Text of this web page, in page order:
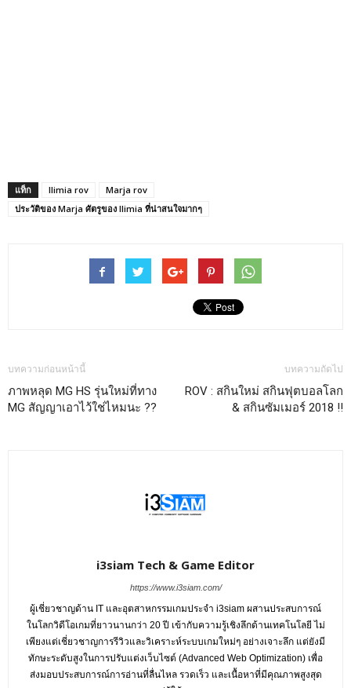
แท็ก Ilimia rov
Marja rov
ประวัติของ Marja ศัตรูของ Ilimia ที่น่าสนใจมากๆ
บทความก่อนหน้านี้
ภาพหลุด MG HS รุ่นใหม่ที่ทาง
MG สัญญาเอาไว้ใช่ไหมนะ ??
บทความถัดไป
ROV : สกินใหม่ สกินฟุตบอลโลก
& สกินซัมเมอร์ 2018 !!
i3siam Tech & Game Editor
https://www.i3siam.com/
ผู้เชี่ยวชาญด้าน IT และอุตสาหกรรมเกมประจำ i3siam ผสานประสบการณ์
ในโลกวิดีโอเกมที่ยาวนานกว่า 20 ปี เข้ากับความรู้เชิงลึกด้านเทคโนโลยี ไม่
เพียงแต่เชี่ยวชาญการรีวิวและวิเคราะห์ระบบเกมใหม่ๆ อย่างเจาะลึก แต่ยังมี
ทักษะระดับสูงในการปรับแต่งเว็บไซต์ (Advanced Web Optimization) เพื่อ
ส่งมอบประสบการณ์การอ่านที่ลื่นไหล รวดเร็ว และเนื้อหาที่มีคุณภาพสูงสุด